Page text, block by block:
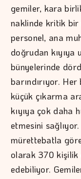
gemiler, kara
naklinde kritik bir
personel, ana
doğrudan kıyıya
bünyelerinde
barındırıyor.
küçük çıkarma
kıyıya çok daha
etmesini
mürettebatla
olarak 370 kişilik
edebiliyor.